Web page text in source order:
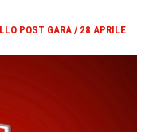
POST GARA / 28 APRILE